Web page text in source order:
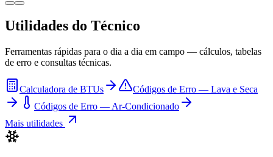
Utilidades do Técnico
Ferramentas rápidas para o dia a dia em campo — cálculos, tabelas
de erro e consultas técnicas.
Calculadora de BTUs
Códigos de Erro — Lava e Seca
Códigos de Erro — Ar-Condicionado
Mais utilidades